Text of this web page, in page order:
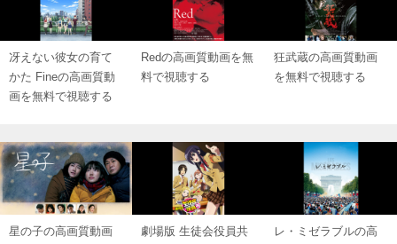
冴えない彼女の育て
かた Fineの高画質動
画を無料で視聴する
Redの高画質動画を無
料で視聴する
狂武蔵の高画質動画
を無料で視聴する
星の子の高画質動画
劇場版 生徒会役員共
レ・ミゼラブルの高